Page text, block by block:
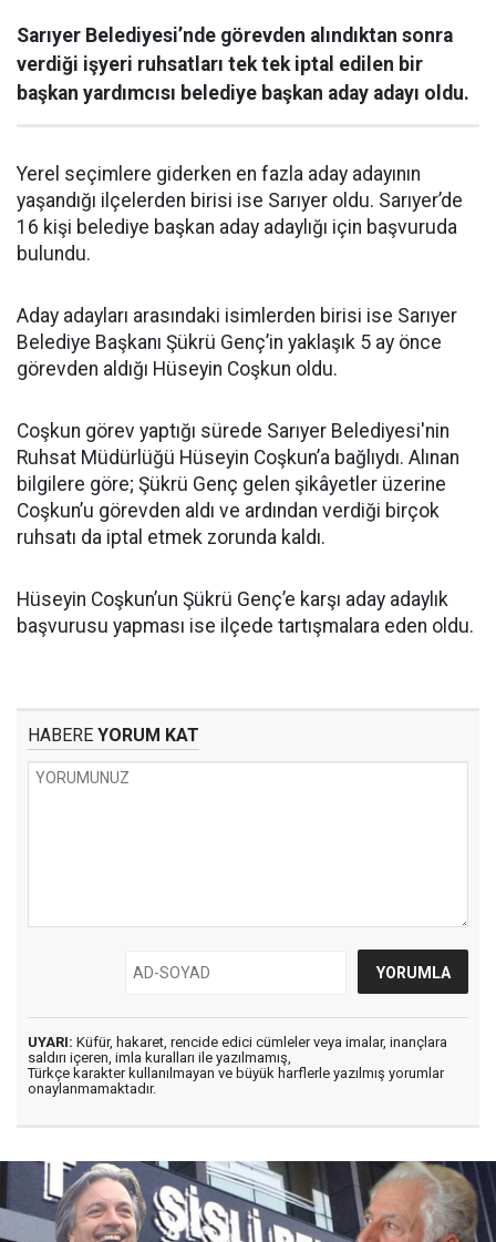
Sarıyer Belediyesi’nde görevden alındıktan sonra
verdiği işyeri ruhsatları tek tek iptal edilen bir
başkan yardımcısı belediye başkan aday adayı oldu.
Yerel seçimlere giderken en fazla aday adayının
yaşandığı ilçelerden birisi ise Sarıyer oldu. Sarıyer’de
16 kişi belediye başkan aday adaylığı için başvuruda
bulundu.
Aday adayları arasındaki isimlerden birisi ise Sarıyer
Belediye Başkanı Şükrü Genç’in yaklaşık 5 ay önce
görevden aldığı Hüseyin Coşkun oldu.
Coşkun görev yaptığı sürede Sarıyer Belediyesi'nin
Ruhsat Müdürlüğü Hüseyin Coşkun’a bağlıydı. Alınan
bilgilere göre; Şükrü Genç gelen şikâyetler üzerine
Coşkun’u görevden aldı ve ardından verdiği birçok
ruhsatı da iptal etmek zorunda kaldı.
Hüseyin Coşkun’un Şükrü Genç’e karşı aday adaylık
başvurusu yapması ise ilçede tartışmalara eden oldu.
HABERE YORUM KAT
UYARI: Küfür, hakaret, rencide edici cümleler veya imalar, inançlara
saldırı içeren, imla kuralları ile yazılmamış,
Türkçe karakter kullanılmayan ve büyük harflerle yazılmış yorumlar
onaylanmamaktadır.